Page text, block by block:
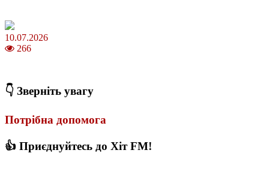
10.07.2026
266
👇 Зверніть увагу
Потрібна допомога
👍 Приєднуйтесь до Хіт FM!